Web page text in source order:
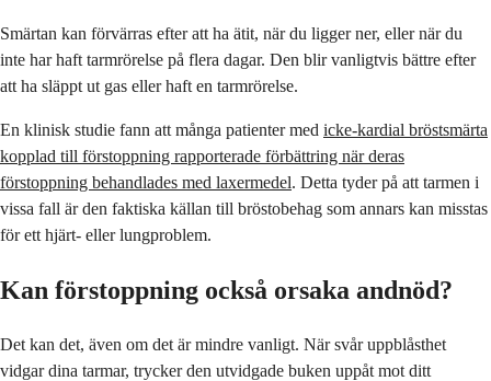
Smärtan kan förvärras efter att ha ätit, när du ligger ner, eller när du
inte har haft tarmrörelse på flera dagar. Den blir vanligtvis bättre efter
att ha släppt ut gas eller haft en tarmrörelse.
En klinisk studie fann att många patienter med icke-kardial bröstsmärta
kopplad till förstoppning rapporterade förbättring när deras
förstoppning behandlades med laxermedel. Detta tyder på att tarmen i
vissa fall är den faktiska källan till bröstobehag som annars kan misstas
för ett hjärt- eller lungproblem.
Kan förstoppning också orsaka andnöd?
Det kan det, även om det är mindre vanligt. När svår uppblåsthet
vidgar dina tarmar, trycker den utvidgade buken uppåt mot ditt